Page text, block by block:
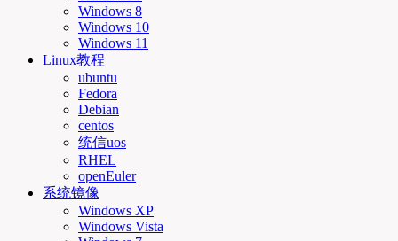
Windows 8
Windows 10
Windows 11
Linux教程
ubuntu
Fedora
Debian
centos
统信uos
RHEL
openEuler
系统镜像
Windows XP
Windows Vista